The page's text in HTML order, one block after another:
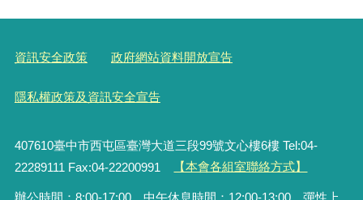
資訊安全政策 政府網站資料開放宣告
隱私權政策及資訊安全宣告
407610臺中市西屯區臺灣大道三段99號文心樓6樓 Tel:04-
22289111 Fax:04-22200991
【本會各組室聯絡方式】
辦公時間：8:00-17:00，中午休息時間：12:00-13:00，彈性上